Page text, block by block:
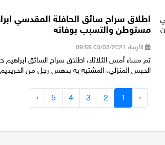
اطلاق سراح سائق الحافلة المقدسي
مستوطن والتسبب بوفاته
الأربعاء 03/03/2021 09:59
تم مساء أمس الثلاثاء، اطلاق سراح السائق
الحبس المنزلي، المشتبه به بدهس رجل من
‹
1
2
3
4
5
›